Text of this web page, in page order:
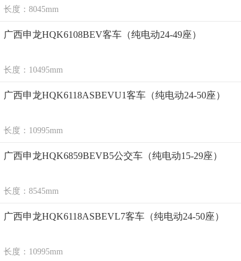
长度：8045mm
广西申龙HQK6108BEV客车（纯电动24-49座）
长度：10495mm
广西申龙HQK6118ASBEVU1客车（纯电动24-50座）
长度：10995mm
广西申龙HQK6859BEVB5公交车（纯电动15-29座）
长度：8545mm
广西申龙HQK6118ASBEVL7客车（纯电动24-50座）
长度：10995mm